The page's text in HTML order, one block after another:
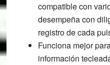
compatible con
desempeña con
registro de cada
Funciona mejor
información